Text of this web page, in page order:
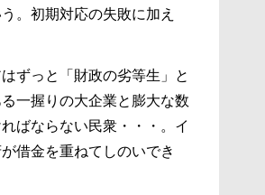
。初期対応の失敗に加え
ずっと「財政の劣等生」と
一握りの大企業と膨大な数
ばならない民衆・・・。イ
借金を重ねてしのいでき